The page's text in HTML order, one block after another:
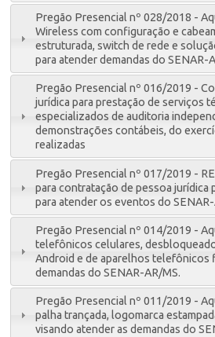
Pregão Presencial nº 028/2018 -
Wireless com configuração e
estruturada, switch de rede e
para atender demandas do SENAR-
Pregão Presencial nº 016/2019 -
jurídica para prestação de serviços
especializados de auditoria
demonstrações contábeis, do
realizadas
Pregão Presencial nº 017/2019 -
para contratação de pessoa jurídica
para atender os eventos do SENAR-
Pregão Presencial nº 014/2019 -
telefônicos celulares,
Android e de aparelhos telefônicos
demandas do SENAR-AR/MS.
Pregão Presencial nº 011/2019 -
palha trançada, logomarca
visando atender as demandas do